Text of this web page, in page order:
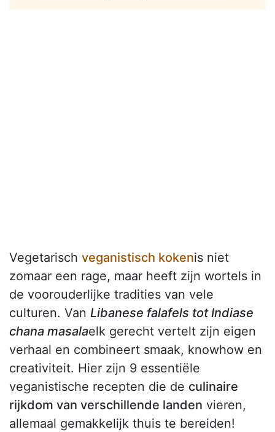
Vegetarisch veganistisch kokenis niet
zomaar een rage, maar heeft zijn wortels in
de voorouderlijke tradities van vele
culturen. Van Libanese falafels tot Indiase
chana masalaelk gerecht vertelt zijn eigen
verhaal en combineert smaak, knowhow en
creativiteit. Hier zijn 9 essentiële
veganistische recepten die de culinaire
rijkdom van verschillende landen vieren,
allemaal gemakkelijk thuis te bereiden!